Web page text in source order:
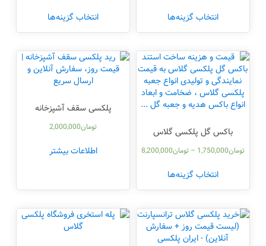
انتخاب گزینه‌ها انتخاب گزینه‌ها
باکس گل پلکسی گلاس
تومان1,750,000
–تومان8,200,000
انتخاب گزینه‌ها
پلکسی سقف آشپزخانه
تومان2,000,000
اطلاعات بیشتر